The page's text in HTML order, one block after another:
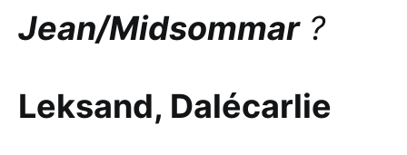
Jean/Midsommar?
Leksand, Dalécarlie